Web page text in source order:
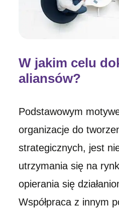
W jakim celu
aliansów?
Podstawowym
organizacje do
strategicznych, jest
utrzymania się na
opierania się
Współpraca z innym